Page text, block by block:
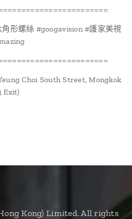
形螺絲 #googavision #護家美視
Choi South Street, Mongkok
Exit)
Kong) Limited. All rights